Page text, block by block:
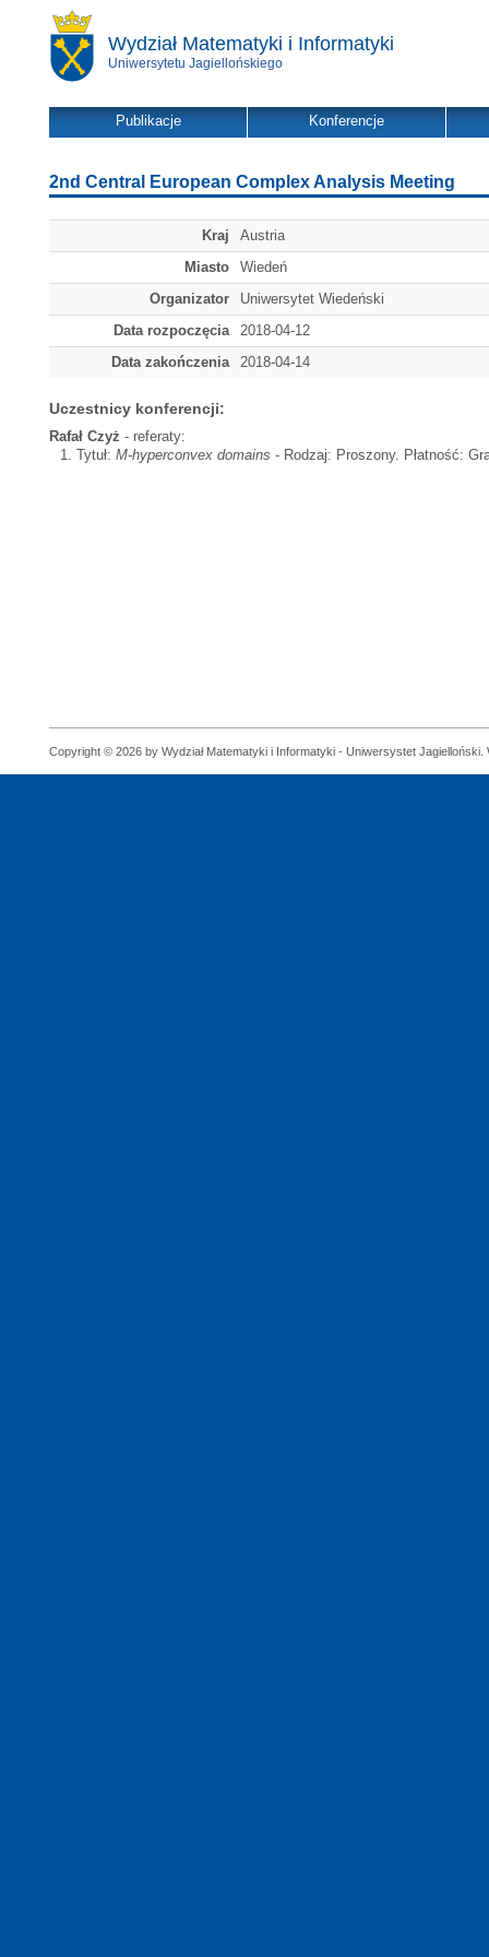
Wydział Matematyki i Informatyki
Uniwersytetu Jagiellońskiego
Publikacje Konferencje
2nd Central European Complex Analysis Meeting
Kraj
Austria
Miasto
Wiedeń
Organizator
Uniwersytet Wiedeński
Data rozpoczęcia
2018-04-12
Data zakończenia
2018-04-14
Uczestnicy konferencji:
Rafał Czyż - referaty:
Tytuł: M-hyperconvex domains - Rodzaj: Proszony. Płatność:
Copyright © 2026 by Wydział Matematyki i Informatyki - Uniwersystet